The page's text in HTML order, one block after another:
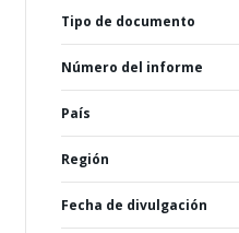
Tipo de documento
Número del informe
País
Región
Fecha de divulgación